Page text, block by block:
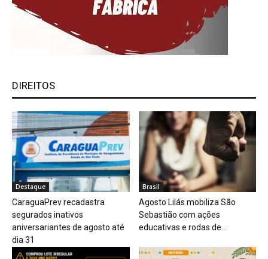
DIREITOS
Destaque
CaraguaPrev recadastra
segurados inativos
aniversariantes de agosto até
dia 31
Brasil
Agosto Lilás mobiliza São
Sebastião com ações
educativas e rodas de...